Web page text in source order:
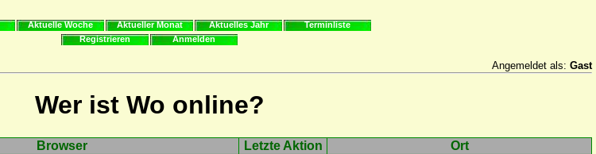
Aktuelle Woche Aktueller Monat Aktuelles Jahr
Terminliste
Registrieren
Anmelden
Angemeldet als: Gast
Wer ist Wo online?
Browser Letzte Aktion
Ort